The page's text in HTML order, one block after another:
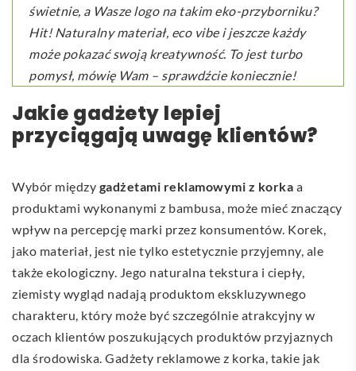
świetnie, a Wasze logo na takim eko-przyborniku?
Hit! Naturalny materiał, eco vibe i jeszcze każdy
może pokazać swoją kreatywność. To jest turbo
pomysł, mówię Wam – sprawdźcie koniecznie!
Jakie gadżety lepiej
przyciągają uwagę klientów?
Wybór między gadżetami reklamowymi z korka a
produktami wykonanymi z bambusa, może mieć znaczący
wpływ na percepcję marki przez konsumentów. Korek,
jako materiał, jest nie tylko estetycznie przyjemny, ale
także ekologiczny. Jego naturalna tekstura i ciepły,
ziemisty wygląd nadają produktom ekskluzywnego
charakteru, który może być szczególnie atrakcyjny w
oczach klientów poszukujących produktów przyjaznych
dla środowiska. Gadżety reklamowe z korka, takie jak